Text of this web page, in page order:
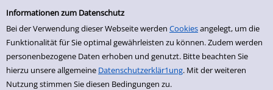
Einfache Suche
Informationen zum Datenschutz
Bei der Verwendung dieser Webseite werden Cookiesangelegt, um die
Funktionalität für Sie optimal gewährleisten zu können. Zudem werden
personenbezogene Daten erhoben und genutzt. Bitte beachten Sie
hierzu unsere allgemeine Datenschutzerklär1ung. Mit der weiteren
Nutzung stimmen Sie diesen Bedingungen zu.
zur Navigation springen
zum Inhalt springen
Zu den Suchfiltern springen
Zur Trefferliste springen